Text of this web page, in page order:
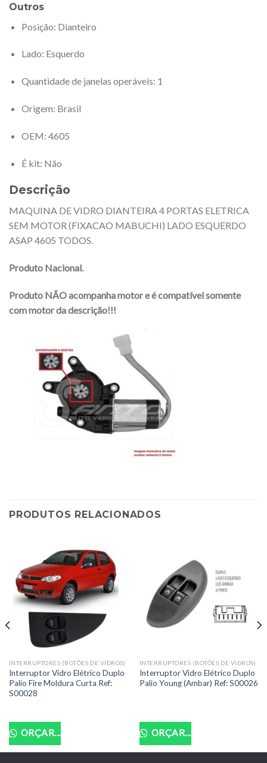
Outros
Posição: Dianteiro
Lado: Esquerdo
Quantidade de janelas operáveis: 1
Origem: Brasil
OEM: 4605
É kit: Não
Descrição
MAQUINA DE VIDRO DIANTEIRA 4 PORTAS ELETRICA
SEM MOTOR (FIXACAO MABUCHI) LADO ESQUERDO
ASAP 4605 TODOS.
Produto Nacional.
Produto NÃO acompanha motor e é compatível somente
com motor da descrição!!!
PRODUTOS RELACIONADOS
INTERRUPTORES (BOTÕES DE VIDROS)
Interruptor Vidro Elétrico Duplo
Palio Fire Moldura Curta Ref:
S00028
ORÇAR...
INTERRUPTORES (BOTÕES DE VIDROS)
Interruptor Vidro Elétrico Duplo
Palio Young (Ambar) Ref: S00026
ORÇAR...